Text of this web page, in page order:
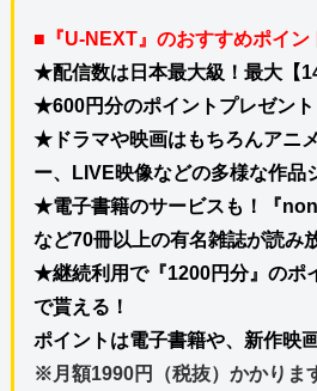
■『U-NEXT』のおすすめポイン
★配信数は日本最大級！最大【
★600円分のポイントプレゼント
★ドラマや映画はもちろんアニ
ー、LIVE映像などの多様な作品
★電子書籍のサービスも！『non
など70冊以上の有名雑誌が読み
★継続利用で『1200円分』のポ
で貰える！
ポイントは電子書籍や、新作映
※月額1990円（税抜）かかりま